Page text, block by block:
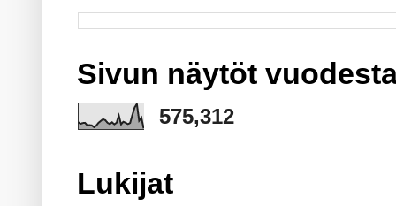
Sivun näytöt
575,312
Lukijat